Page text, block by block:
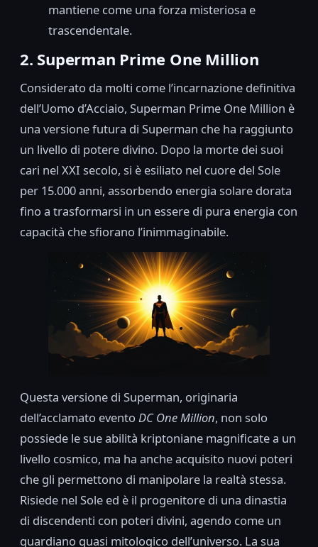
mantiene come una forza misteriosa e
trascendentale.
2. Superman Prime One Million
Considerato da molti come l’incarnazione definitiva
dell’Uomo d’Acciaio, Superman Prime One Million è
una versione futura di Superman che ha raggiunto
un livello di potere divino. Dopo la morte dei suoi
cari nel XXI secolo, si è esiliato nel cuore del Sole
per 15.000 anni, assorbendo energia solare dorata
fino a trasformarsi in un essere di pura energia con
capacità che sfiorano l’inimmaginabile.
Questa versione di Superman, originaria
dell’acclamato evento DC One Million, non solo
possiede le sue abilità kriptoniane magnificate a un
livello cosmico, ma ha anche acquisito nuovi poteri
che gli permettono di manipolare la realtà stessa.
Risiede nel Sole ed è il progenitore di una dinastia
di discendenti con poteri divini, agendo come un
guardiano quasi mitologico dell’universo. La sua